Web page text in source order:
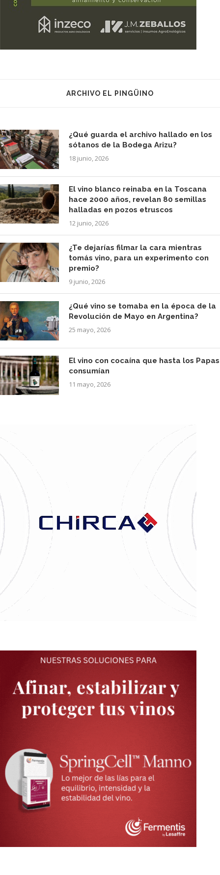
ARCHIVO EL PINGÜINO
¿Qué guarda el archivo hallado en los
sótanos de la Bodega Arizu?
18 junio, 2026
El vino blanco reinaba en la Toscana
hace 2000 años, revelan 80 semillas
halladas en pozos etruscos
12 junio, 2026
¿Te dejarías filmar la cara mientras
tomás vino, para un experimento con
premio?
9 junio, 2026
¿Qué vino se tomaba en la época de la
Revolución de Mayo en Argentina?
25 mayo, 2026
El vino con cocaína que hasta los Papas
consumían
11 mayo, 2026